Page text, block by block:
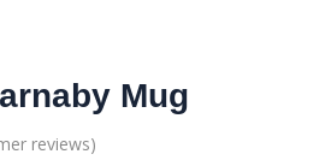
Mug
reviews)